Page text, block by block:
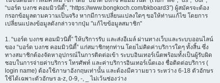
“บอร์ด บงกช คอมมิวนิตี้”, “https://www.bongkoch.com/bkboard3”) ผู้สมัครจะต้อง
กรอกข้อมูลตามความเป็นจริง หากมีการเปลี่ยนแปลงใดๆ ขอให้ท่านแก้ไข โดยการ
เปลี่ยนแปลงข้อมูลดังกล่าวจากปุ่ม "แก้ไขข้อมูลสมาชิก"
1. “บอร์ด บงกช คอมมิวนิตี้” ให้บริการรับ และส่งอีเมล์ ผ่านทางเว็บและระบบออนไลน์
ของ “บอร์ด บงกช คอมมิวนิตี้” แก่สมาชิกทุกท่าน โดยไม่คิดค่าบริการใดๆ ทั้งสิ้น ซึ่ง
ทางสมาชิกต้องจัดหาอุปกรณ์ในการติดต่อเข้า ระบบอินเทอร์เน็ตพร้อมทั้งเป็นผู้รับผิด
ชอบในการจ่ายค่าบริการ โทรศัพท์ และค่าบริการอินเทอร์เน็ตเอง ชื่อติดต่อบริการ (
login name) ต้องใช้ภาษาอังกฤษเท่านั้น และต้องมีความยาว ระหว่าง 6-18 ตัวอักษร
ใช้ได้เฉพาะตัวอักษร a-z, 0-9, -, _ ไม่เว้นช่องว่าง